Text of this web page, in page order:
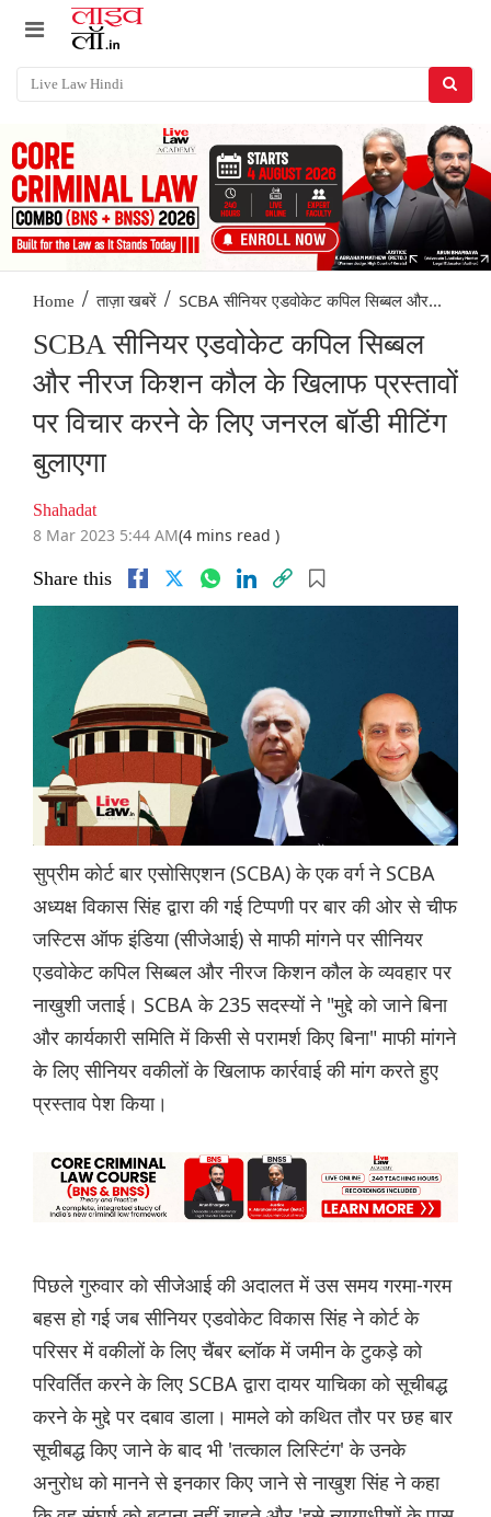
Home / ताज़ा खबरें / SCBA सीनियर एडवोकेट कपिल सिब्बल और...
SCBA सीनियर एडवोकेट कपिल सिब्बल
और नीरज किशन कौल के खिलाफ प्रस्तावों
पर विचार करने के लिए जनरल बॉडी मीटिंग
बुलाएगा
Shahadat
8 Mar 2023 5:44 AM(4 mins read )
Share this
सुप्रीम कोर्ट बार एसोसिएशन (SCBA) के एक वर्ग ने SCBA
अध्यक्ष विकास सिंह द्वारा की गई टिप्पणी पर बार की ओर से चीफ
जस्टिस ऑफ इंडिया (सीजेआई) से माफी मांगने पर सीनियर
एडवोकेट कपिल सिब्बल और नीरज किशन कौल के व्यवहार पर
नाखुशी जताई। SCBA के 235 सदस्यों ने "मुद्दे को जाने बिना
और कार्यकारी समिति में किसी से परामर्श किए बिना" माफी मांगने
के लिए सीनियर वकीलों के खिलाफ कार्रवाई की मांग करते हुए
प्रस्ताव पेश किया।
पिछले गुरुवार को सीजेआई की अदालत में उस समय गरमा-गरम
बहस हो गई जब सीनियर एडवोकेट विकास सिंह ने कोर्ट के
परिसर में वकीलों के लिए चैंबर ब्लॉक में जमीन के टुकड़े को
परिवर्तित करने के लिए SCBA द्वारा दायर याचिका को सूचीबद्ध
करने के मुद्दे पर दबाव डाला। मामले को कथित तौर पर छह बार
सूचीबद्ध किए जाने के बाद भी 'तत्काल लिस्टिंग' के उनके
अनुरोध को मानने से इनकार किए जाने से नाखुश सिंह ने कहा